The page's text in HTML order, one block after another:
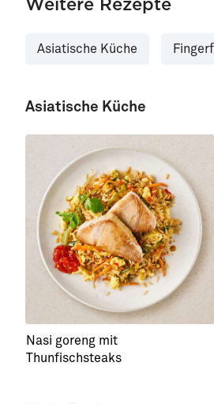
Asiatische Küche
Asiatische Küche
Nasi goreng mit
Thunfischsteaks